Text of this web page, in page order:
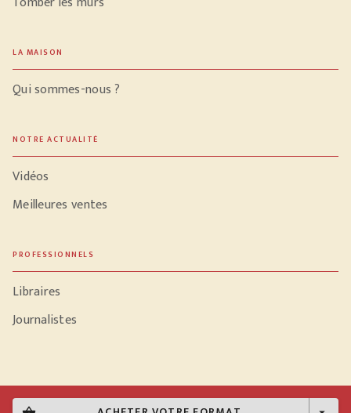
LA MAISON
Qui sommes-nous ?
NOTRE ACTUALITÉ
Vidéos
Meilleures ventes
PROFESSIONNELS
Libraires
Journalistes
Données personnelles